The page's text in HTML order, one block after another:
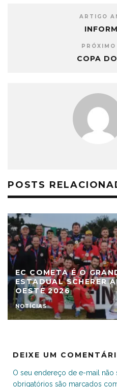
ARTIGO
COPA
POSTS
EC COMETA É O
ESTADUAL SCHERER
OESTE 2026
NOTÍCIAS
DEIXE UM
O seu endereço de e-mail não
obrigatórios são marcados